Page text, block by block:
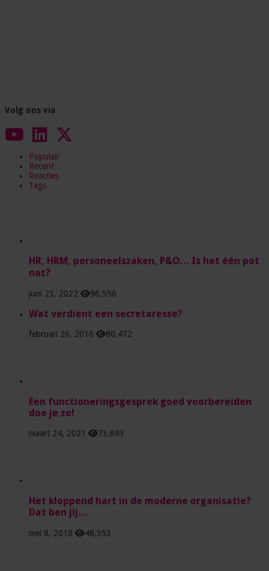
Volg ons via
Populair
Recent
Reacties
Tags
HR, HRM, personeelszaken, P&O… Is het één pot
nat?
juni 23, 2022 96,556
Wat verdient een secretaresse?
februari 26, 2016 80,472
Een functioneringsgesprek goed voorbereiden
doe je zo!
maart 24, 2021 73,693
Het kloppend hart in de moderne organisatie?
Dat ben jij…
mei 8, 2018 48,353